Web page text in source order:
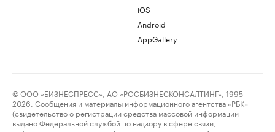
iOS
Android
AppGallery
© ООО «БИЗНЕСПРЕСС», АО «РОСБИЗНЕСКОНСАЛТИНГ», 1995–
2026. Сообщения и материалы информационного агентства «РБК»
(свидетельство о регистрации средства массовой информации
выдано Федеральной службой по надзору в сфере связи,